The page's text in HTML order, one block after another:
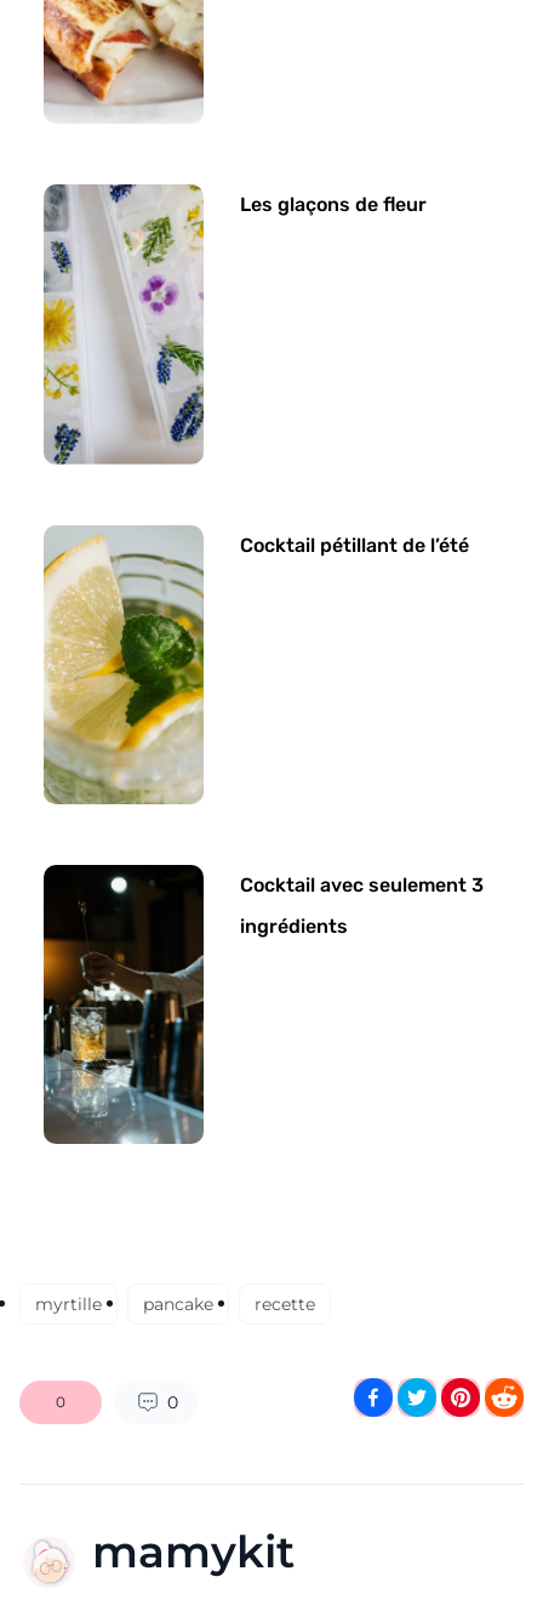
Les glaçons de fleur
Cocktail pétillant de l’été
Cocktail avec seulement 3
ingrédients
myrtille pancake recette
0 0
mamykit